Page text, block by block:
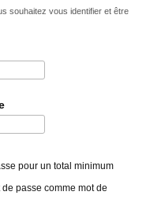
souhaitez vous identifier et être
pour un total minimum
passe comme mot de